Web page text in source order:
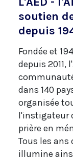
soutien
depuis
Fondée et
depuis 2011,
dans 140
organisée
l'instigateur
prière en
Tous les ans
illumine